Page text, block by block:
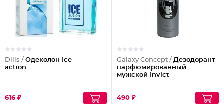
Dilis / Одеколон Ice
action
616 ₽
Galaxy Concept / Дезодорант
парфюмированный
мужской Invict
490 ₽